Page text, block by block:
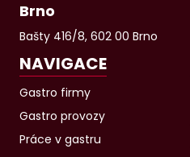
Brno
Bašty 416/8, 602 00 Brno
NAVIGACE
Gastro firmy
Gastro provozy
Práce v gastru